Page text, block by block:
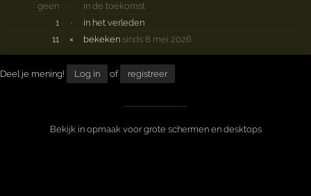
geen
·
in de toekomst
1
·
in het verleden
11
× bekeken sinds 8 mei 2026
Deel je mening! Log in of registreer
Bekijk in opmaak voor grote schermen en desktops